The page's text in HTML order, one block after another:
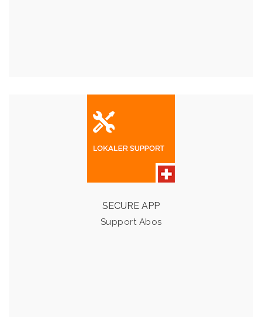
SECURE APP
Support Abos
Für lokalen Support stellen wir Ihnen drei verschiedene
Abos zur Verfügung.